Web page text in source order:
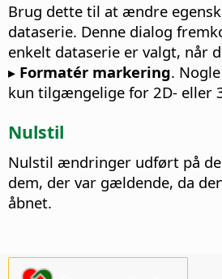
Brug dette til at ændre
dataserie. Denne dialog
enkelt dataserie er valgt, når
▸ Formatér markering.
kun tilgængelige for 2D- eller
Nulstil
Nulstil ændringer udført på
dem, der var gældende, da
åbnet.